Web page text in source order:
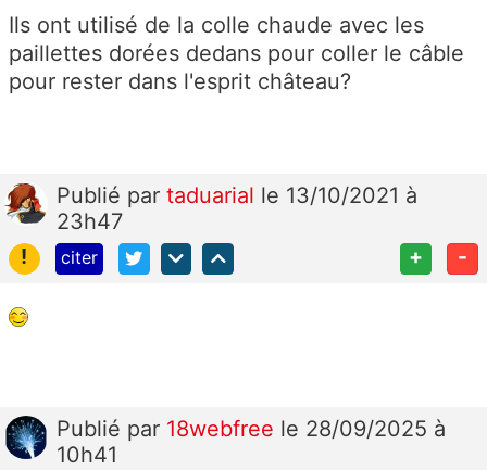
Ils ont utilisé de la colle chaude avec les
paillettes dorées dedans pour coller le câble
pour rester dans l'esprit château?
Publié par taduarial le 13/10/2021 à
23h47
!
citer + -
Publié par 18webfree le 28/09/2025 à
10h41